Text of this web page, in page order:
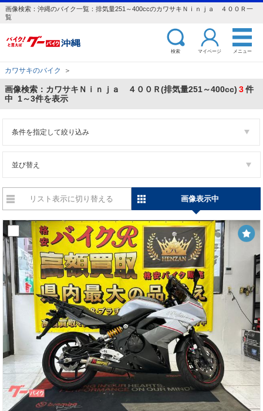
画像検索：沖縄のバイク一覧：排気量251～400ccのカワサキＮｉｎｊａ ４００Ｒ一
覧
検索 マイページ メニュー
カワサキのバイク ＞
画像検索：カワサキＮｉｎｊａ ４００Ｒ(排気量251～400cc) 3件
中 1～3件を表示
条件を指定して絞り込み
並び替え
リスト表示に切り替える 画像表示中